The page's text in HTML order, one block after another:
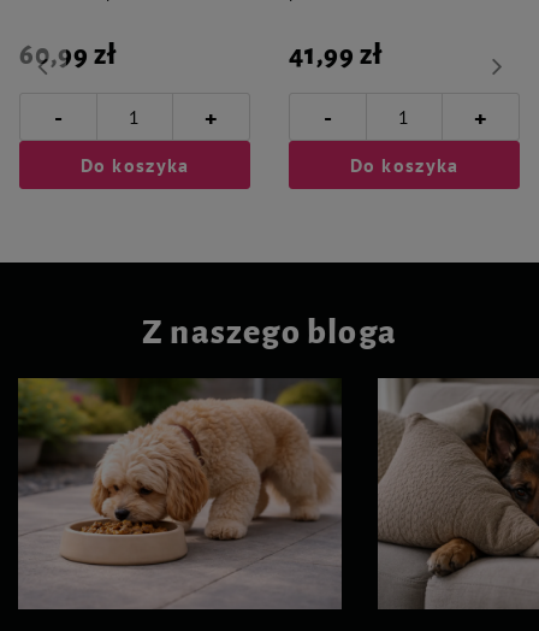
60,99 zł
- +
Do koszyka
41,99 zł
- +
Do koszyka
Z naszego bloga